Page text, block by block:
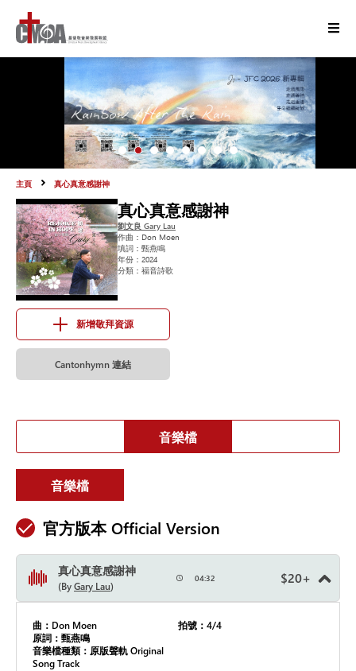
主頁 真心真意感謝神
真心真意感謝神
劉文良 Gary Lau
作曲： Don Moen
填詞： 甄燕鳴
年份： 2024
分類： 福音詩歌
新增敬拜資源
Cantonhymn 連結
音樂檔
音樂檔
官方版本 Official Version
真心真意感謝神
ByGary Lau
04:32 $20+
曲：Don Moen
原詞：甄燕鳴
音樂檔種類：原版聲軌 Original
Song Track
拍號：4/4